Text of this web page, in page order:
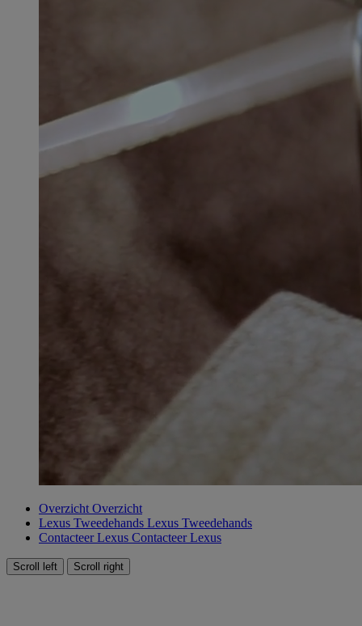
Overzicht Overzicht
Lexus Tweedehands Lexus Tweedehands
Contacteer Lexus Contacteer Lexus
Scroll left Scroll right